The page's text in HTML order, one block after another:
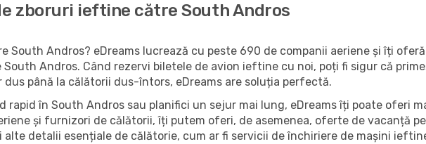
zboruri ieftine către South Andros
South Andros? eDreams lucrează cu peste 690 de companii aeriene și îți
Andros. Când rezervi biletele de avion ieftine cu noi, poți fi sigur că
până la călătorii dus-întors, eDreams are soluția perfectă.
rapid în South Andros sau planifici un sejur mai lung, eDreams îți poate oferi
și furnizori de călătorii, îți putem oferi, de asemenea, oferte de vacanță
detalii esențiale de călătorie, cum ar fi servicii de închiriere de mașini